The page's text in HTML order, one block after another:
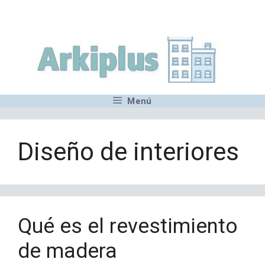
contenido
Menú
Diseño de interiores
Qué es el revestimiento
de madera